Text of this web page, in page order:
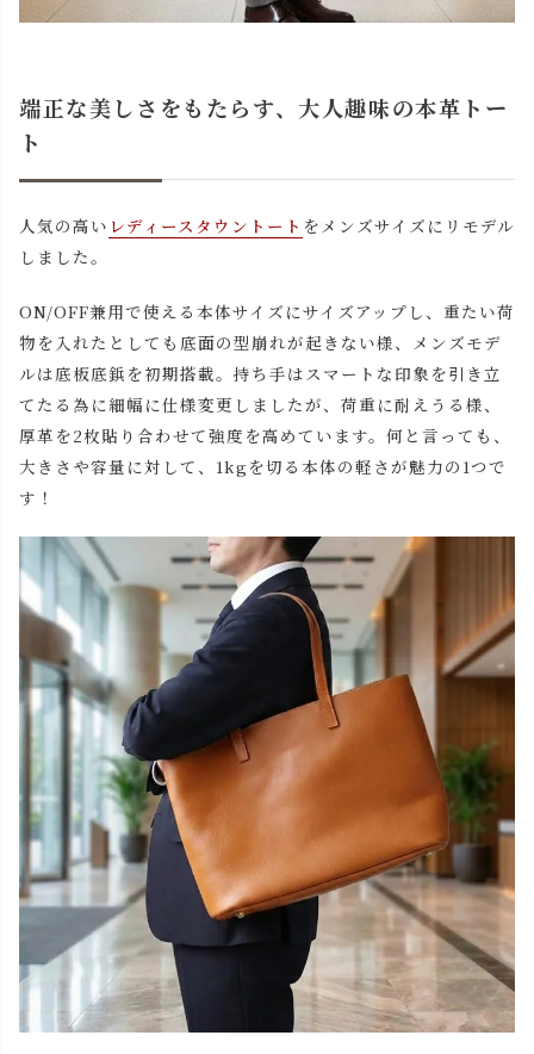
端正な美しさをもたらす、大人趣味の本革トー
ト
人気の高い レディースタウントート をメンズサイズにリモデル
しました。
ON/OFF兼用で使える本体サイズにサイズアップし、重たい荷
物を入れたとしても底面の型崩れが起きない様、メンズモデ
ルは底板底鋲を初期搭載。持ち手はスマートな印象を引き立
てたる為に細幅に仕様変更しましたが、荷重に耐えうる様、
厚革を2枚貼り合わせて強度を高めています。何と言っても、
大きさや容量に対して、1kgを切る本体の軽さが魅力の1つで
す！